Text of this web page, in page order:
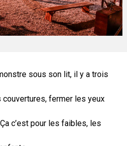
sous son lit, il y a trois
fermer les yeux
c’est pour les faibles, les